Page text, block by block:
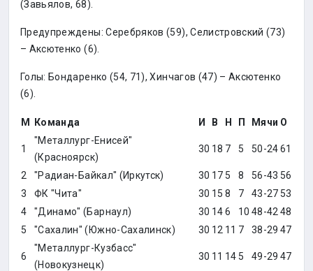
(Завьялов, 68).
Предупреждены: Серебряков (59), Селистровский (73)
– Аксютенко (6).
Голы: Бондаренко (54, 71), Хинчагов (47) – Аксютенко
(6).
М Команда И В Н П Мячи О
1
"Металлург-Енисей"
(Красноярск)
30 18 7 5 50-2461
2 "Радиан-Байкал" (Иркутск) 30 17 5 8 56-43 56
3
ФК "Чита" 30 15 8 7 43-27 53
4
"Динамо" (Барнаул) 30 146 10 48-42 48
5
"Сахалин" (Южно-Сахалинск) 30 12 11 7 38-29 47
6
"Металлург-Кузбасс"
(Новокузнецк)
30 11 14 5 49-29 47